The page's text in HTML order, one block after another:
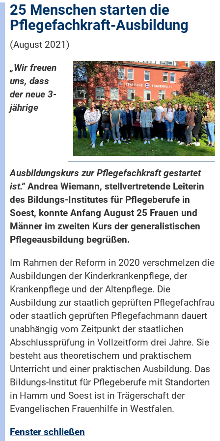
25 Menschen starten die
Pflegefachkraft-Ausbildung
(August 2021)
„Wir freuen
uns, dass
der neue 3-
jährige
Ausbildungskurs zur Pflegefachkraft gestartet
ist.“ Andrea Wiemann, stellvertretende Leiterin
des Bildungs-Institutes für Pflegeberufe in
Soest, konnte Anfang August 25 Frauen und
Männer im zweiten Kurs der generalistischen
Pflegeausbildung begrüßen.
Im Rahmen der Reform in 2020 verschmelzen die
Ausbildungen der Kinderkrankenpflege, der
Krankenpflege und der Altenpflege. Die
Ausbildung zur staatlich geprüften Pflegefachfrau
oder staatlich geprüften Pflegefachmann dauert
unabhängig vom Zeitpunkt der staatlichen
Abschlussprüfung in Vollzeitform drei Jahre. Sie
besteht aus theoretischem und praktischem
Unterricht und einer praktischen Ausbildung. Das
Bildungs-Institut für Pflegeberufe mit Standorten
in Hamm und Soest ist in Trägerschaft der
Evangelischen Frauenhilfe in Westfalen.
Fenster schließen